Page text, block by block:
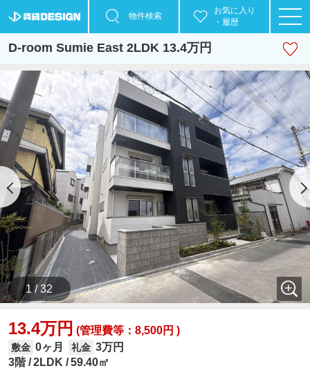
物件検索
お気に入り
・履歴
D-room Sumie East 2LDK 13.4万円
1 / 32
13.4万円 (管理費等：8,500円 )
敷金 0ヶ月 礼金 3万円
3階 2LDK 59.40㎡